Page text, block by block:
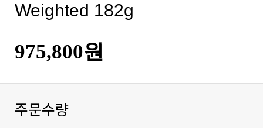
Weighted 182g
975,800원
주문수량